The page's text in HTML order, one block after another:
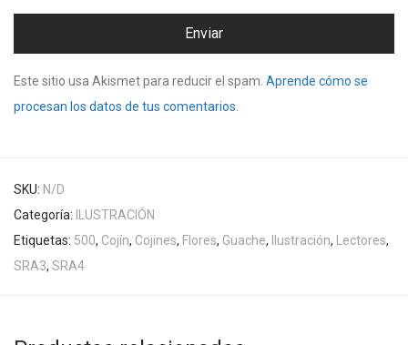
Este sitio usa Akismet para reducir el spam. Aprende cómo se
procesan los datos de tus comentarios.
SKU: N/D
Categoría:
ILUSTRACIÓN
Etiquetas: 500, Cojín, Cojines, Flores, Guache, Ilustración, Lectores,
SRA3, SRA4